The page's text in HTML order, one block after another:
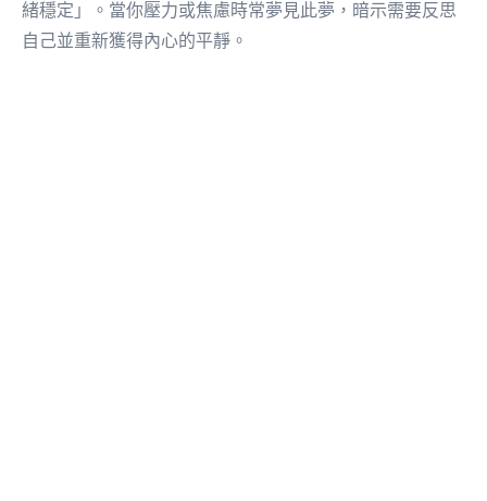
緒穩定」。當你壓力或焦慮時常夢見此夢，暗示需要反思
自己並重新獲得內心的平靜。